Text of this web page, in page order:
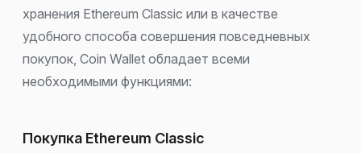
хранения Ethereum Classic или в качестве
удобного способа совершения повседневных
покупок, Coin Wallet обладает всеми
необходимыми функциями:
Покупка Ethereum Classic